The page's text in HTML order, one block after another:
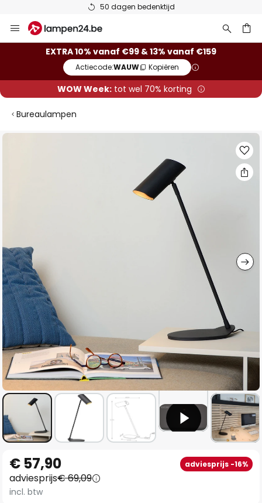
50 dagen bedenktijd
naar
EXTRA 10% vanaf €99 & 13% vanaf €159
Actiecode:WAUW Kopiëren
WOW Week:tot wel 70% korting
Bureaulampen
Ga
naar
het
begin
€ 57,90 adviesprijs -16%
adviesprijs€ 69,09
incl. btw